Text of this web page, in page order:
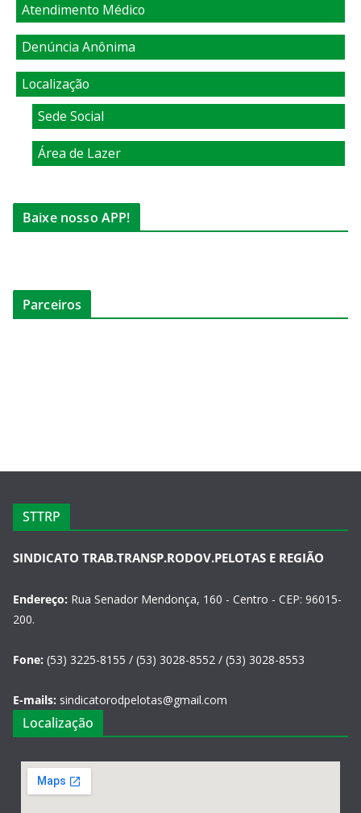
Atendimento Médico
Denúncia Anônima
Localização
Sede Social
Área de Lazer
Baixe nosso APP!
Parceiros
STTRP
SINDICATO TRAB.TRANSP.RODOV.PELOTAS E REGIÃO
Endereço: Rua Senador Mendonça, 160 - Centro - CEP: 96015-
200.
Fone: (53) 3225-8155 / (53) 3028-8552 / (53) 3028-8553
E-mails: sindicatorodpelotas@gmail.com
Localização